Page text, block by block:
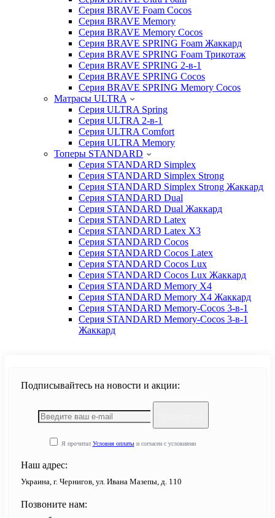
Серия BRAVE Foam Cocos
Серия BRAVE Memory
Серия BRAVE Memory Cocos
Серия BRAVE SPRING Foam Жаккард
Серия BRAVE SPRING Foam Трикотаж
Серия BRAVE SPRING 2-в-1
Серия BRAVE SPRING Cocos
Серия BRAVE SPRING Memory Cocos
Матрасы ULTRA
Серия ULTRA Spring
Серия ULTRA 2-в-1
Серия ULTRA Comfort
Серия ULTRA Memory
Топеры STANDARD
Серия STANDARD Simplex
Серия STANDARD Simplex Strong
Серия STANDARD Simplex Strong Жаккард
Серия STANDARD Dual
Серия STANDARD Dual Жаккард
Серия STANDARD Latex
Серия STANDARD Latex X3
Серия STANDARD Cocos
Серия STANDARD Cocos Latex
Серия STANDARD Cocos Lux
Серия STANDARD Cocos Lux Жаккард
Серия STANDARD Memory X4
Серия STANDARD Memory X4 Жаккард
Серия STANDARD Memory-Cocos 3-в-1
Серия STANDARD Memory-Cocos 3-в-1
Жаккард
Подписывайтесь на новости и акции:
Я прочитал Условия оплатыи согласен с условиями
Наш адрес:
Украина, г. Чернигов, ул. Ивана Мазепы, д. 110
Позвоните нам: